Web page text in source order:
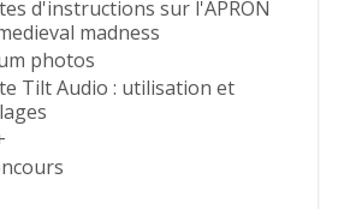
d'instructions sur l'APRON
madness
photos
Tilt Audio : utilisation et